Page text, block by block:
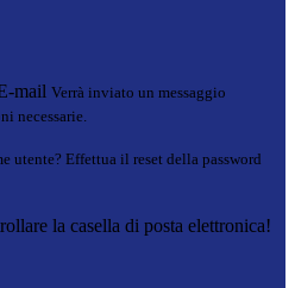
mail Verrà inviato un messaggio
necessarie.
utente? Effettua il reset della password
la casella di posta elettronica!